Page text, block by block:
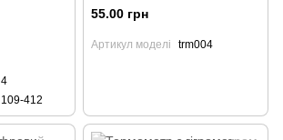
4
109-412
55.00 грн
Артикул моделі trm004